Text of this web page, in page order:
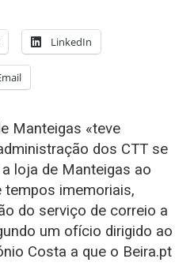
LinkedIn
Manteigas «teve
dos CTT se
loja de Manteigas ao
imemoriais,
do serviço de correio a
um ofício dirigido ao
Costa a que o Beira.pt